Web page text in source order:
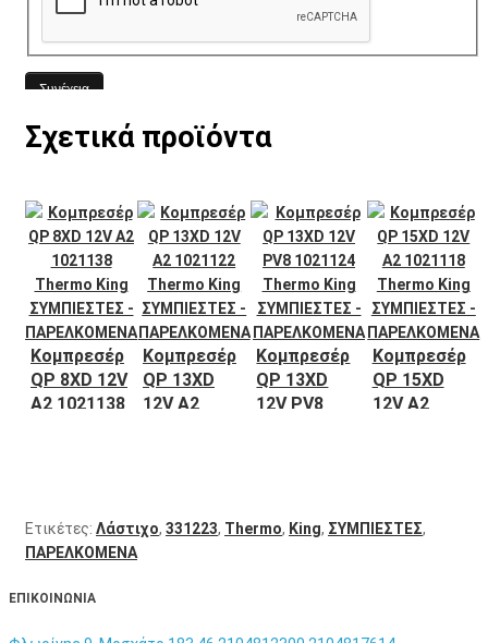
Συνέχεια
Σχετικά προϊόντα
Κομπρεσέρ
QP 8XD 12V
A2 1021138
Κομπρεσέρ
QP 13XD
12V A2
Κομπρεσέρ
QP 13XD
12V PV8
Κομπρεσέρ
QP 15XD
12V A2
Ετικέτες: Λάστιχο, 331223, Thermo, King, ΣΥΜΠΙΕΣΤΕΣ,
ΠΑΡΕΛΚΟΜΕΝΑ
ΕΠΙΚΟΙΝΩΝΙΑ